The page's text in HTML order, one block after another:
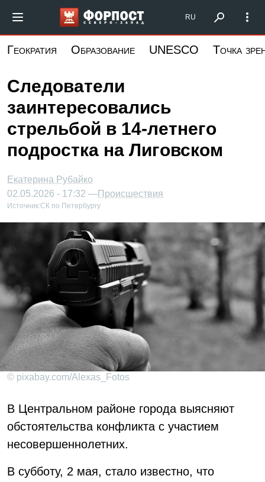
основному
Форпост Северо-Запад
RU
Геократия Образование UNESCO Точка
Следователи
заинтересовались
стрельбой в 14-летнего
подростка на Лиговском
Екатерина Рубайко
02.05.2026 - 17:32 —Происшествия
Источник:СК по Петербургу
© pixabay.com/Alexas_Fotos
В Центральном районе города выясняют
обстоятельства конфликта с участием
несовершеннолетних.
В субботу, 2 мая, стало известно, что